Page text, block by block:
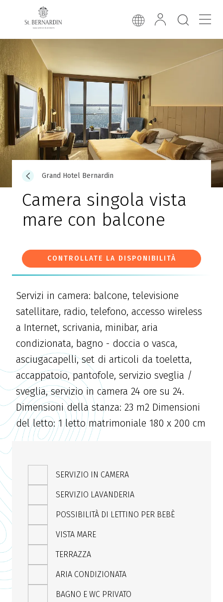
Grand Hotel Bernardin
Camera singola vista
mare con balcone
CONTROLLATE LA DISPONIBILITÀ
Servizi in camera: balcone, televisione
satellitare, radio, telefono, accesso wireless
a Internet, scrivania, minibar, aria
condizionata, bagno - doccia o vasca,
asciugacapelli, set di articoli da toeletta,
accappatoio, pantofole, servizio sveglia /
sveglia, servizio in camera 24 ore su 24.
Dimensioni della stanza: 23 m2 Dimensioni
del letto: 1 letto matrimoniale 180 x 200 cm
SERVIZIO IN CAMERA
SERVIZIO LAVANDERIA
POSSIBILITÀ DI LETTINO PER BEBÈ
VISTA MARE
TERRAZZA
ARIA CONDIZIONATA
BAGNO E WC PRIVATO